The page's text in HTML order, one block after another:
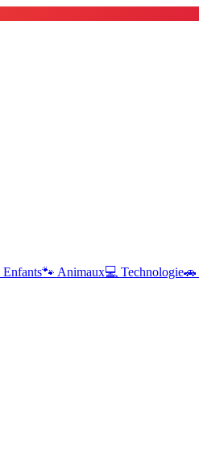
Enfants🐾 Animaux💻 Technologie🚗